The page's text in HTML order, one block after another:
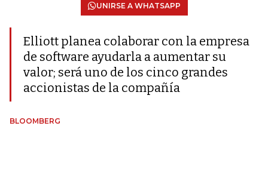
UNIRSE A WHATSAPP
Elliott planea colaborar con la empresa
de software ayudarla a aumentar su
valor; será uno de los cinco grandes
accionistas de la compañía
BLOOMBERG